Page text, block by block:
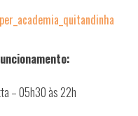
– 05h30 às 22h